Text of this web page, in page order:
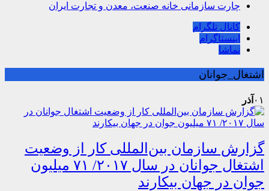
چارت سازمانی خانه صنعت، معدن و تجارت ایران
کانال تلگرام
اینستاگرام
نماشا
اشتغال_جوانان
۰۱ آذر
گزارش سازمان بین‌المللی کار از وضعیت
اشتغال جوانان در سال ۲۰۱۷/ ۷۱ میلیون
جوان در جهان بیکارند